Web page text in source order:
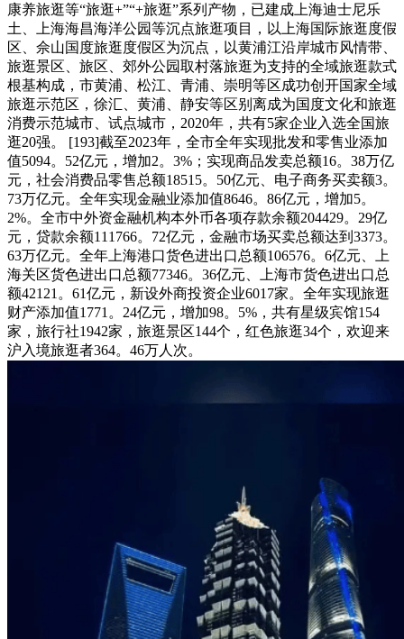
康养旅逛等“旅逛+”“+旅逛”系列产物，已建成上海迪士尼乐
土、上海海昌海洋公园等沉点旅逛项目，以上海国际旅逛度假
区、佘山国度旅逛度假区为沉点，以黄浦江沿岸城市风情带、
旅逛景区、旅区、郊外公园取村落旅逛为支持的全域旅逛款式
根基构成，市黄浦、松江、青浦、崇明等区成功创开国家全域
旅逛示范区，徐汇、黄浦、静安等区别离成为国度文化和旅逛
消费示范城市、试点城市，2020年，共有5家企业入选全国旅
逛20强。 [193]截至2023年，全市全年实现批发和零售业添加
值5094。52亿元，增加2。3%；实现商品发卖总额16。38万亿
元，社会消费品零售总额18515。50亿元、电子商务买卖额3。
73万亿元。全年实现金融业添加值8646。86亿元，增加5。
2%。全市中外资金融机构本外币各项存款余额204429。29亿
元，贷款余额111766。72亿元，金融市场买卖总额达到3373。
63万亿元。全年上海港口货色进出口总额106576。6亿元、上
海关区货色进出口总额77346。36亿元、上海市货色进出口总
额42121。61亿元，新设外商投资企业6017家。全年实现旅逛
财产添加值1771。24亿元，增加98。5%，共有星级宾馆154
家，旅行社1942家，旅逛景区144个，红色旅逛34个，欢迎来
沪入境旅逛者364。46万人次。